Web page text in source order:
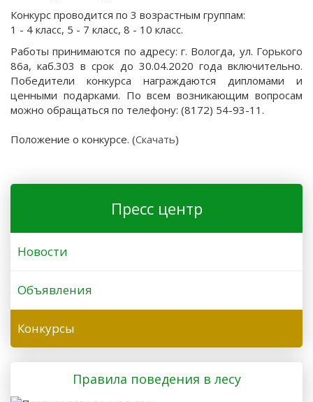
Конкурс проводится по 3 возрастным группам:
1 - 4 класс, 5 - 7 класс, 8 - 10 класс.
Работы принимаются по адресу: г. Вологда, ул. Горького
86а, каб.303 в срок до 30.04.2020 года включительно.
Победители конкурса награждаются дипломами и
ценными подарками. По всем возникающим вопросам
можно обращаться по телефону: (8172) 54-93-11.
Положение о конкурсе. (Скачать)
Пресс центр
Новости
Объявления
Конкурсы
Правила поведения в лесу